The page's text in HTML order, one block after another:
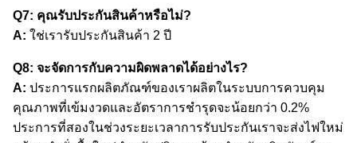
Q7: คุณรับประกันสินค้าหรือไม่?
A: ใช่เรารับประกันสินค้า 2 ปี
Q8: จะจัดการกับความผิดพลาดได้อย่างไร?
A: ประการแรกผลิตภัณฑ์ของเราผลิตในระบบการควบคุม
คุณภาพที่เข้มงวดและอัตราการชำรุดจะน้อยกว่า 0.2%
ประการที่สองในช่วงระยะเวลาการรับประกันเราจะส่งไฟใหม่